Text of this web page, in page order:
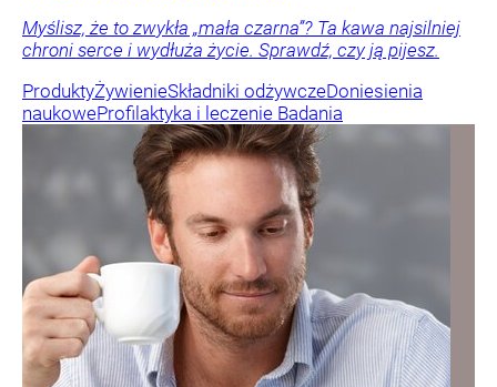
Myślisz, że to zwykła „mała czarna”? Ta kawa najsilniej
chroni serce i wydłuża życie. Sprawdź, czy ją pijesz.
ProduktyŻywienieSkładniki odżywczeDoniesienia
naukoweProfilaktyka i leczenie Badania